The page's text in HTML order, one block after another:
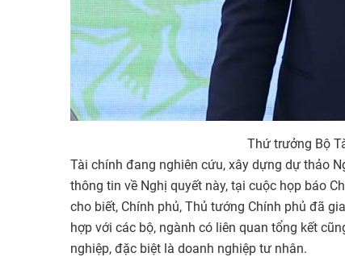
Thứ trưởng Bộ
Tài chính đang nghiên cứu, xây dựng dự thảo
thông tin về Nghị quyết này, tại cuộc họp báo
cho biết, Chính phủ, Thủ tướng Chính phủ đã
hợp với các bộ, ngành có liên quan tổng kết
nghiệp, đặc biệt là doanh nghiệp tư nhân.